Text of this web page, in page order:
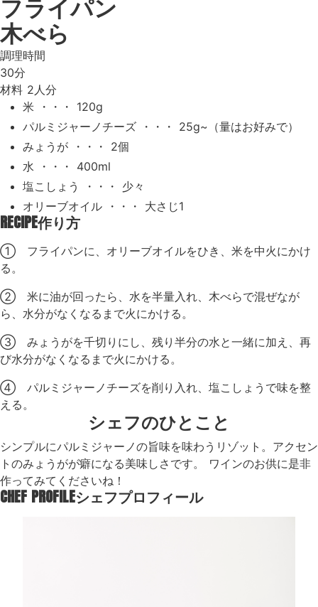
フライパン
木べら
調理時間
30分
材料 2人分
米 ・・・ 120g
パルミジャーノチーズ ・・・ 25g~（量はお好みで）
みょうが ・・・ 2個
水 ・・・ 400ml
塩こしょう ・・・ 少々
オリーブオイル ・・・ 大さじ1
RECIPE作り方
① フライパンに、オリーブオイルをひき、米を中火にかけ
る。
② 米に油が回ったら、水を半量入れ、木べらで混ぜなが
ら、水分がなくなるまで火にかける。
③ みょうがを千切りにし、残り半分の水と一緒に加え、再
び水分がなくなるまで火にかける。
④ パルミジャーノチーズを削り入れ、塩こしょうで味を整
える。
シェフのひとこと
シンプルにパルミジャーノの旨味を味わうリゾット。アクセン
トのみょうがが癖になる美味しさです。 ワインのお供に是非
作ってみてくださいね！
CHEF PROFILEシェフプロフィール